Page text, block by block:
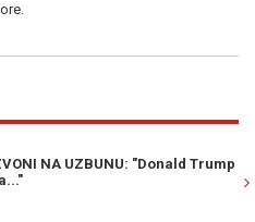
"Donald Trump izgubio je